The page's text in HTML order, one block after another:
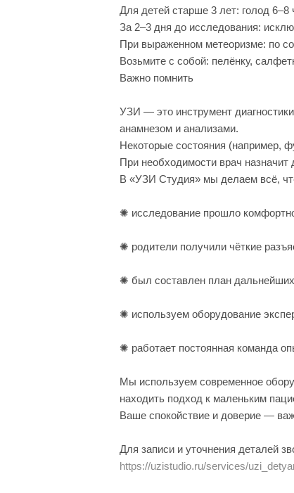
Для детей старше 3 лет: голод
За 2–3 дня до исследования:
При выраженном метеоризме: по
Возьмите с собой: пелёнку,
Важно помнить
УЗИ — это инструмент
анамнезом и анализами.
Некоторые состояния (например,
При необходимости врач
В «УЗИ Студия» мы делаем всё,
✺ исследование прошло
✺ родители получили чёткие
✺ был составлен план
✺ используем оборудование
✺ работает постоянная команда
Мы используем современное
находить подход к маленьким
Ваше спокойствие и доверие —
Для записи и уточнения деталей
https://uzistudio.ru/services/